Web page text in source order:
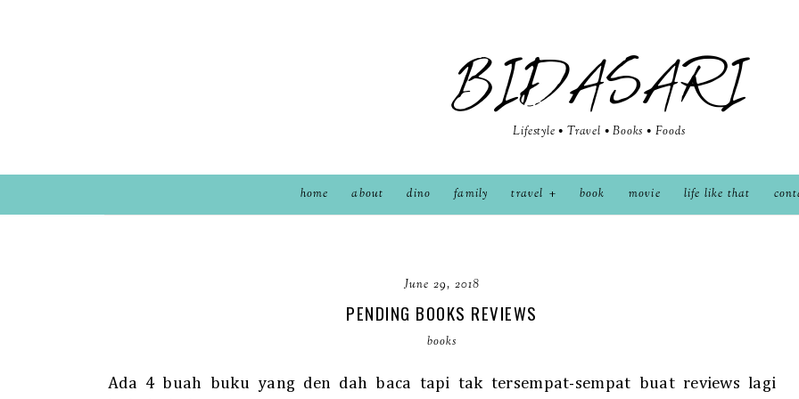
BIDASARI
Lifestyle • Travel • Books • Foods
home about dino family travel book movie life like that
June 29, 2018
PENDING BOOKS REVIEWS
books
Ada 4 buah buku yang den dah baca tapi tak tersempat-sempat buat reviews lagi